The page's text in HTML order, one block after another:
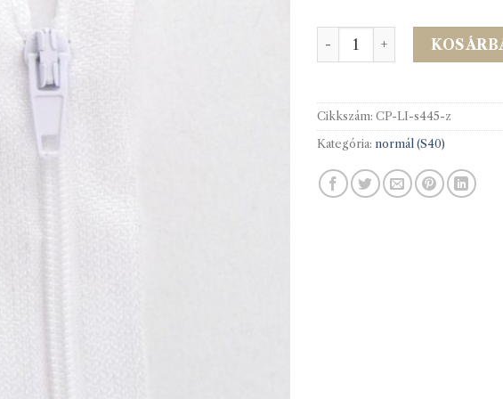
S40 Spirál cipzár 45cm
Cikkszám: CP-LI-s445-z
Kategória: normál (S40)